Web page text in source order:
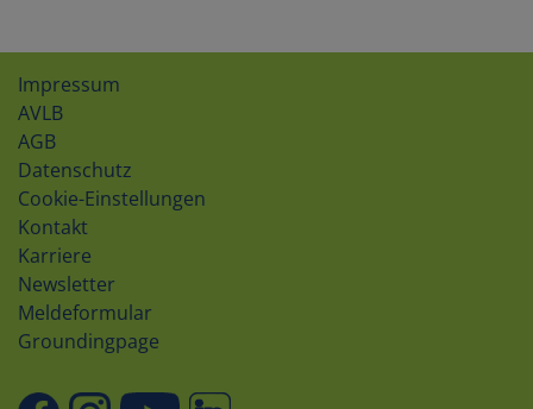
Impressum
AVLB
AGB
Datenschutz
Cookie-Einstellungen
Kontakt
Karriere
Newsletter
Meldeformular
Groundingpage